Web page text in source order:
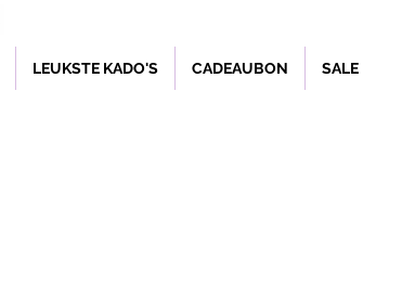
LEUKSTE KADO'S CADEAUBON SALE